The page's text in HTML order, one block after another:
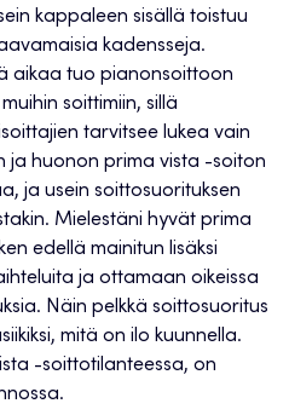
kappaleen sisällä toistuu
kadensseja.
aikaa tuo pianonsoittoon
soittimiin, sillä
tarvitsee lukea vain
ja huonon prima vista -soiton
ja usein soittosuorituksen
Mielestäni hyvät prima
edellä mainitun lisäksi
ja ottamaan oikeissa
Näin pelkkä soittosuoritus
mitä on ilo kuunnella.
-soittotilanteessa, on